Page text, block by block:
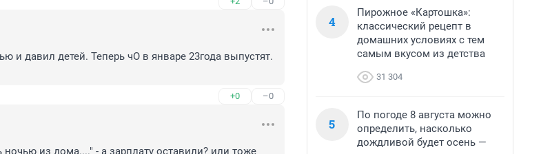
и давил детей. Теперь чО в январе 23года выпустят.
+0 –0
из дома...." - а зарплату оставили? или тоже
4
Пирожное «Картошка»:
классический рецепт в
домашних условиях с тем
самым вкусом из детства
31 304
5
По погоде 8 августа можно
определить, насколько
дождливой будет осень —